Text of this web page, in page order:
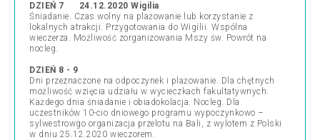
DZIEŃ 7 24.12.2020 Wigilia
Śniadanie. Czas wolny na plażowanie lub korzystanie z
lokalnych atrakcji. Przygotowania do Wigilii. Wspólna
wieczerza. Możliwość zorganizowania Mszy św. Powrót na
nocleg.
DZIEŃ 8 - 9
Dni przeznaczone na odpoczynek i plażowanie. Dla chętnych
możliwość wzięcia udziału w wycieczkach fakultatywnych.
Każdego dnia śniadanie i obiadokolacja. Nocleg. Dla
uczestników 10-cio dniowego programu wypoczynkowo –
sylwestrowgo organizacja przelotu na Bali, z wylotem z Polski
w dniu 25.12.2020 wieczorem.